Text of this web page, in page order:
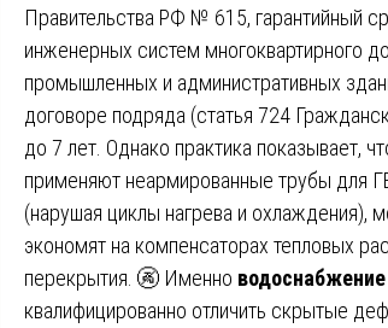
Правительства РФ № 615, гарантийный
инженерных систем многоквартирного
промышленных и административных
договоре подряда (статья 724
до 7 лет. Однако практика показывает,
применяют неармированные трубы для
(нарушая циклы нагрева и охлаждения),
экономят на компенсаторах тепловых
перекрытия. 🚱 Именно водоснабжение
квалифицированно отличить скрытые